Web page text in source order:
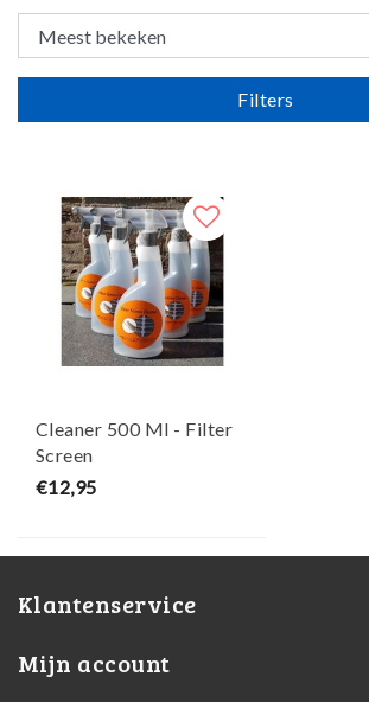
Filters
Cleaner 500 Ml - Filter
Screen
€12,95
Klantenservice
Mijn account